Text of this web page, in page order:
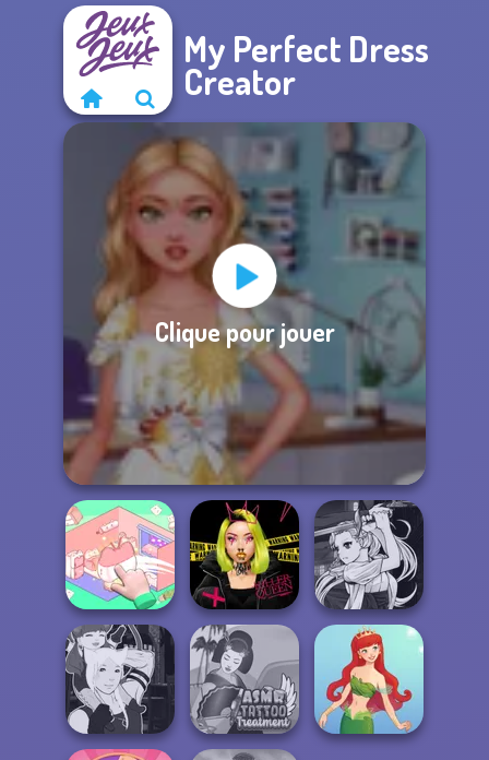
My Perfect Dress
Creator
Clique pour jouer
Organization
Princess
Urban Glam
Warriors
Manga Creator
Vampire Hunter
P...